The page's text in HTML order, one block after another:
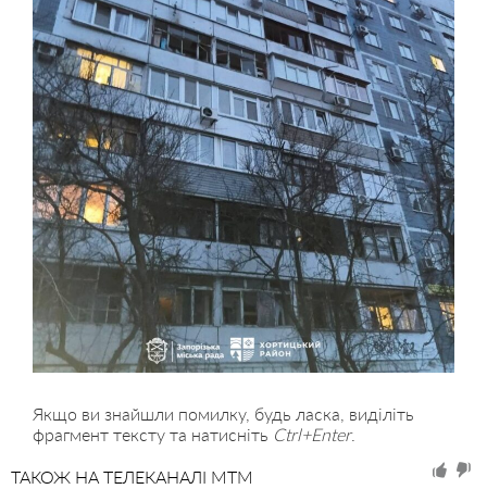
Якщо ви знайшли помилку, будь ласка, виділіть
фрагмент тексту та натисніть Ctrl+Enter.
ТАКОЖ НА ТЕЛЕКАНАЛІ MTM